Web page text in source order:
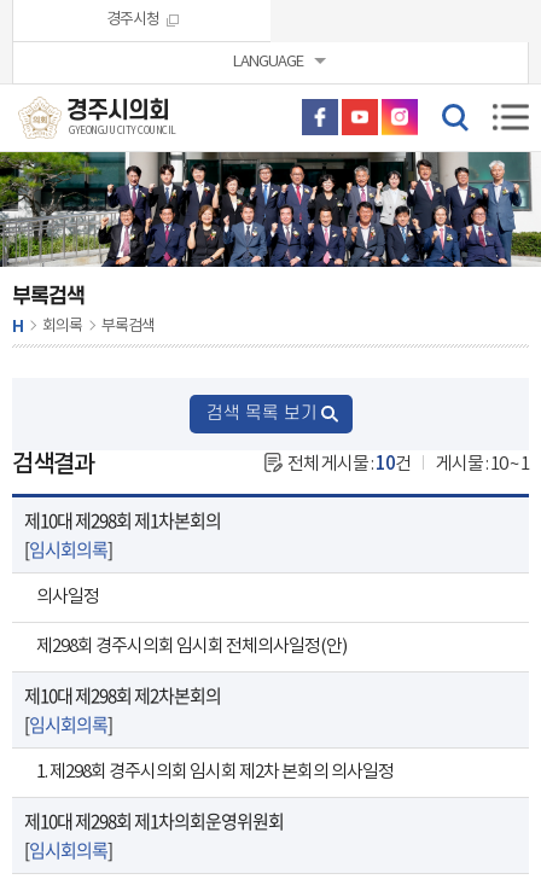
경주시청
LANGUAGE
경주시의회
GYEONGJU CITY COUNCIL
부록검색
H 회의록 부록검색
검색 목록 보기
검색결과 전체 게시물 :10건 게시물 : 10 ~ 1
제10대 제298회 제1차본회의
[임시회의록]
의사일정
제298회 경주시의회 임시회 전체의사일정(안)
제10대 제298회 제2차본회의
[임시회의록]
1. 제298회 경주시의회 임시회 제2차 본회의 의사일정
제10대 제298회 제1차의회운영위원회
[임시회의록]